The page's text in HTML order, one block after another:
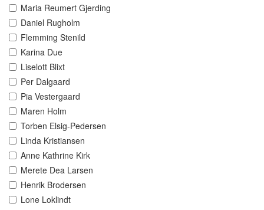
Maria Reumert Gjerding
Daniel Rugholm
Flemming Stenild
Karina Due
Liselott Blixt
Per Dalgaard
Pia Vestergaard
Maren Holm
Torben Elsig-Pedersen
Linda Kristiansen
Anne Kathrine Kirk
Merete Dea Larsen
Henrik Brodersen
Lone Loklindt